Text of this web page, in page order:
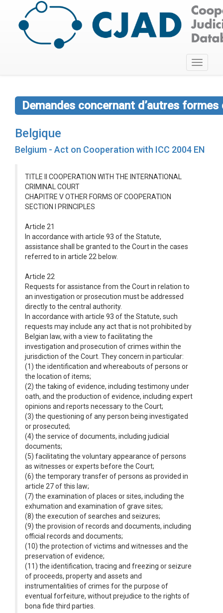
Toggle
Demandes concernant d’autres
Belgique
Belgium - Act on Cooperation with ICC 2004 EN
TITLE II COOPERATION WITH THE INTERNATIONAL
CRIMINAL COURT
CHAPITRE V OTHER FORMS OF COOPERATION
SECTION I PRINCIPLES
Article 21
In accordance with article 93 of the Statute,
assistance shall be granted to the Court in the cases
referred to in article 22 below.
Article 22
Requests for assistance from the Court in relation to
an investigation or prosecution must be addressed
directly to the central authority.
In accordance with article 93 of the Statute, such
requests may include any act that is not prohibited by
Belgian law, with a view to facilitating the
investigation and prosecution of crimes within the
jurisdiction of the Court. They concern in particular:
(1) the identification and whereabouts of persons or
the location of items;
(2) the taking of evidence, including testimony under
oath, and the production of evidence, including expert
opinions and reports necessary to the Court;
(3) the questioning of any person being investigated
or prosecuted;
(4) the service of documents, including judicial
documents;
(5) facilitating the voluntary appearance of persons
as witnesses or experts before the Court;
(6) the temporary transfer of persons as provided in
article 27 of this law;
(7) the examination of places or sites, including the
exhumation and examination of grave sites;
(8) the execution of searches and seizures;
(9) the provision of records and documents, including
official records and documents;
(10) the protection of victims and witnesses and the
preservation of evidence;
(11) the identification, tracing and freezing or seizure
of proceeds, property and assets and
instrumentalities of crimes for the purpose of
eventual forfeiture, without prejudice to the rights of
bona fide third parties.